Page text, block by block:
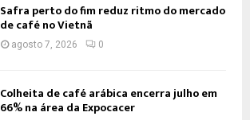
Safra perto do fim reduz ritmo do mercado
de café no Vietnã
agosto 7, 2026 0
Colheita de café arábica encerra julho em
66% na área da Expocacer